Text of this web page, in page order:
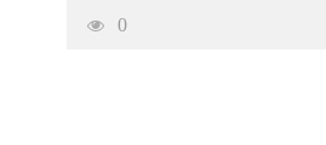
0